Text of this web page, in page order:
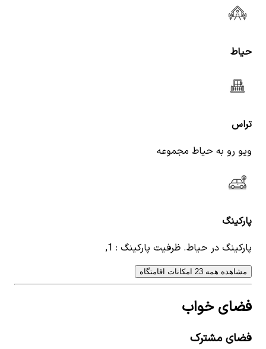
حیاط
تراس
ویو رو به حیاط مجموعه
پارکینگ
پارکینگ در حیاط. ظرفیت پارکینگ : 1,
مشاهده همه 23 امکانات اقامتگاه
فضای خواب
فضای مشترک